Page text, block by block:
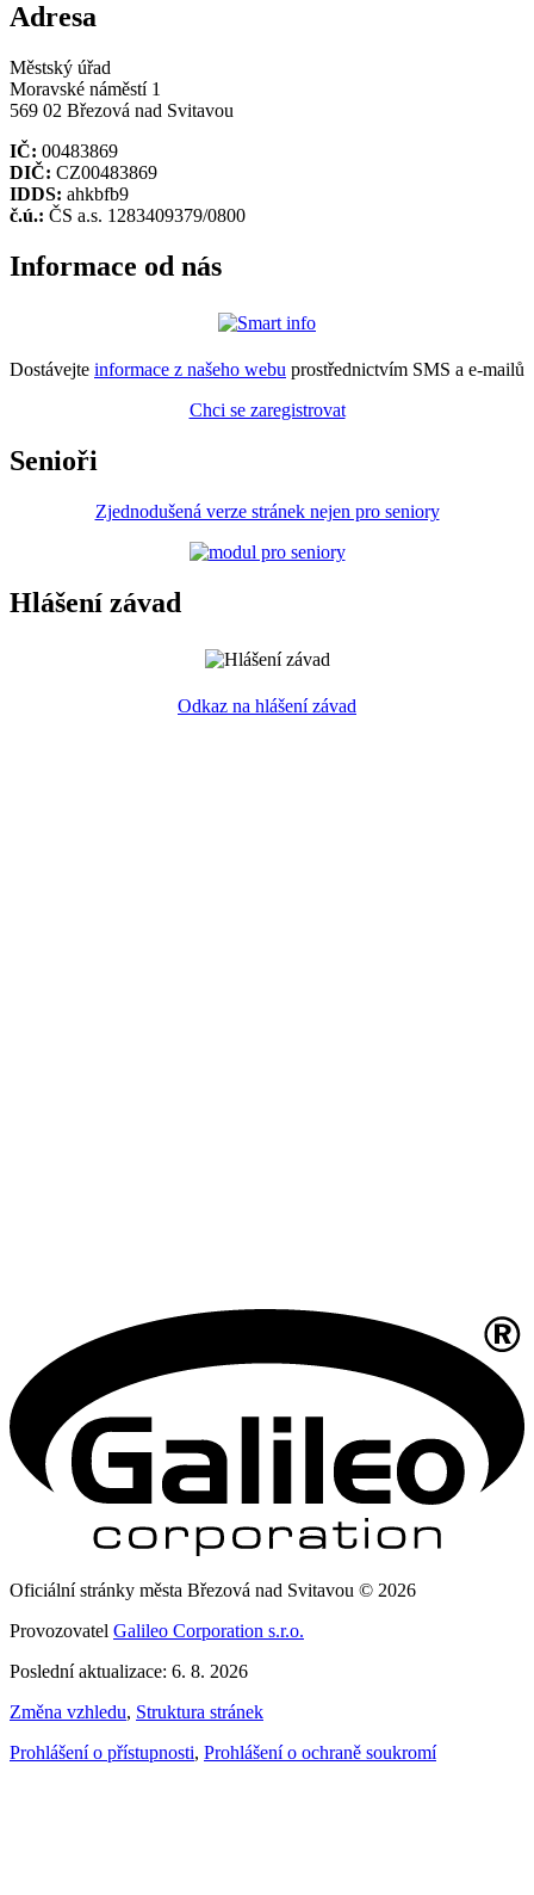
Adresa
Městský úřad
Moravské náměstí 1
569 02 Březová nad Svitavou
IČ: 00483869
DIČ: CZ00483869
IDDS: ahkbfb9
č.ú.: ČS a.s. 1283409379/0800
Informace od nás
Dostávejte informace z našeho webu prostřednictvím SMS a e-mailů
Chci se zaregistrovat
Senioři
Zjednodušená verze stránek nejen pro seniory
Hlášení závad
Odkaz na hlášení závad
Oficiální stránky města Březová nad Svitavou © 2026
Provozovatel Galileo Corporation s.r.o.
Poslední aktualizace: 6. 8. 2026
Změna vzhledu, Struktura stránek
Prohlášení o přístupnosti, Prohlášení o ochraně soukromí